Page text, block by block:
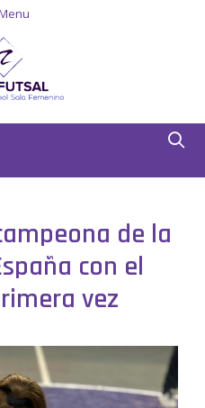
de la
con el
vez